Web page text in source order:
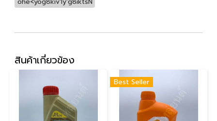
สินค้าเกี่ยวข้อง
Best Seller